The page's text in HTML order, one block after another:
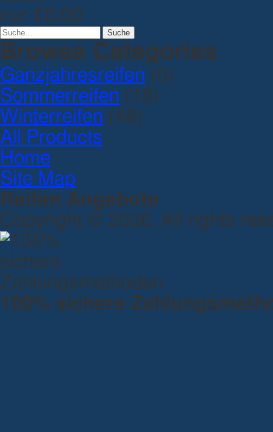
nur €0.00
Browse Categories
Ganzjahresreifen (0)
Sommerreifen (18)
Winterreifen (48)
All Products
Home
Site Map
Reifen Angebote
Copyright © 2026. All rights
100% sichere